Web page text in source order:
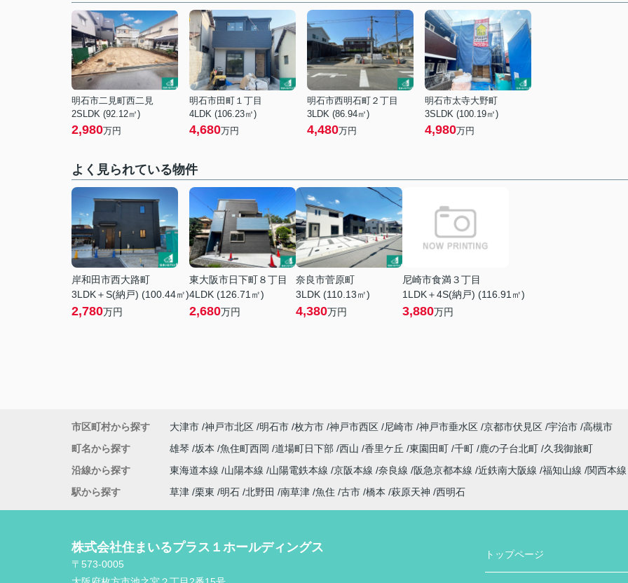
明石市二見町西二見
2SLDK (92.12㎡)
2,980万円
明石市田町１丁目
4LDK (106.23㎡)
4,680万円
明石市西明石町２丁目
3LDK (86.94㎡)
4,480万円
明石市太寺大野町
3SLDK (100.19㎡)
4,980万円
よく見られている物件
岸和田市西大路町
3LDK＋S(納戸) (100.44㎡)
2,780万円
東大阪市日下町８丁目
4LDK (126.71㎡)
2,680万円
奈良市菅原町
3LDK (110.13㎡)
4,380万円
尼崎市食満３丁目
1LDK＋4S(納戸) (116.91㎡)
3,880万円
市区町村から探す 大津市 神戸市北区 明石市 枚方市 神戸市西区 尼崎市 神戸市垂水区 京都市伏見区 宇治市 高槻市
町名から探す
雄琴 坂本 魚住町西岡 道場町日下部 西山 香里ケ丘 東園田町 千町 鹿の子台北町 久我御旅町
沿線から探す
東海道本線 山陽本線 山陽電鉄本線 京阪本線 奈良線 阪急京都本線 近鉄南大阪線 福知山線
関西本
駅から探す
草津 栗東 明石 北野田 南草津 魚住 古市 橋本 萩原天神 西明石
株式会社住まいるプラス１ホールディングス
〒573-0005
トップページ